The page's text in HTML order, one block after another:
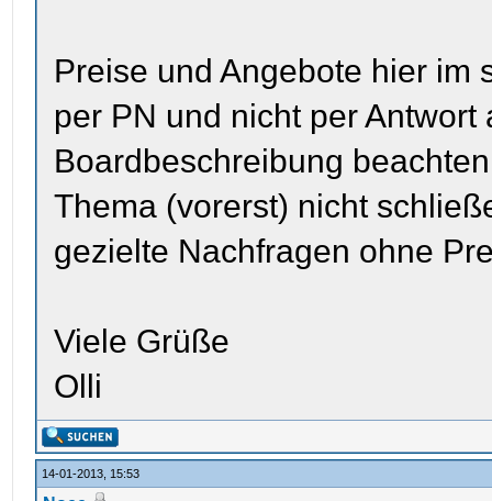
Preise und Angebote hier im
per PN und nicht per
Boardbeschreibung
Thema (vorerst) nicht
gezielte Nachfragen ohne
Viele Grüße
Olli
14-01-2013, 15:53